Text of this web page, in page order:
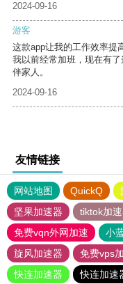
2024-09-16
游客
这款app让我的工作效率提
我以前经常加班，现在有
伴家人。
2024-09-16
友情链接
网站地图 QuickQ
坚果加速器
tiktok加
免费vqn外网加速
小
旋风加速器
免费vps
快连加速器
快连加速